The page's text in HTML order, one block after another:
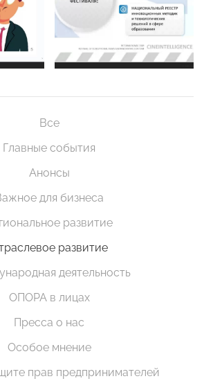
Все
Главные события
Анонсы
для бизнеса
развитие
развитие
деятельность
ОПОРА в лицах
Пресса о нас
Особое мнение
прав предпринимателей